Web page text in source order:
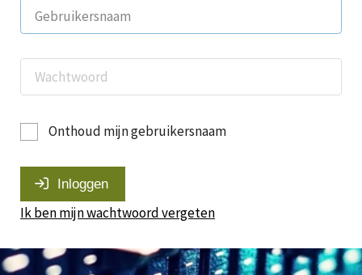
Onthoud mijn gebruikersnaam
Inloggen
Ik ben mijn wachtwoord vergeten